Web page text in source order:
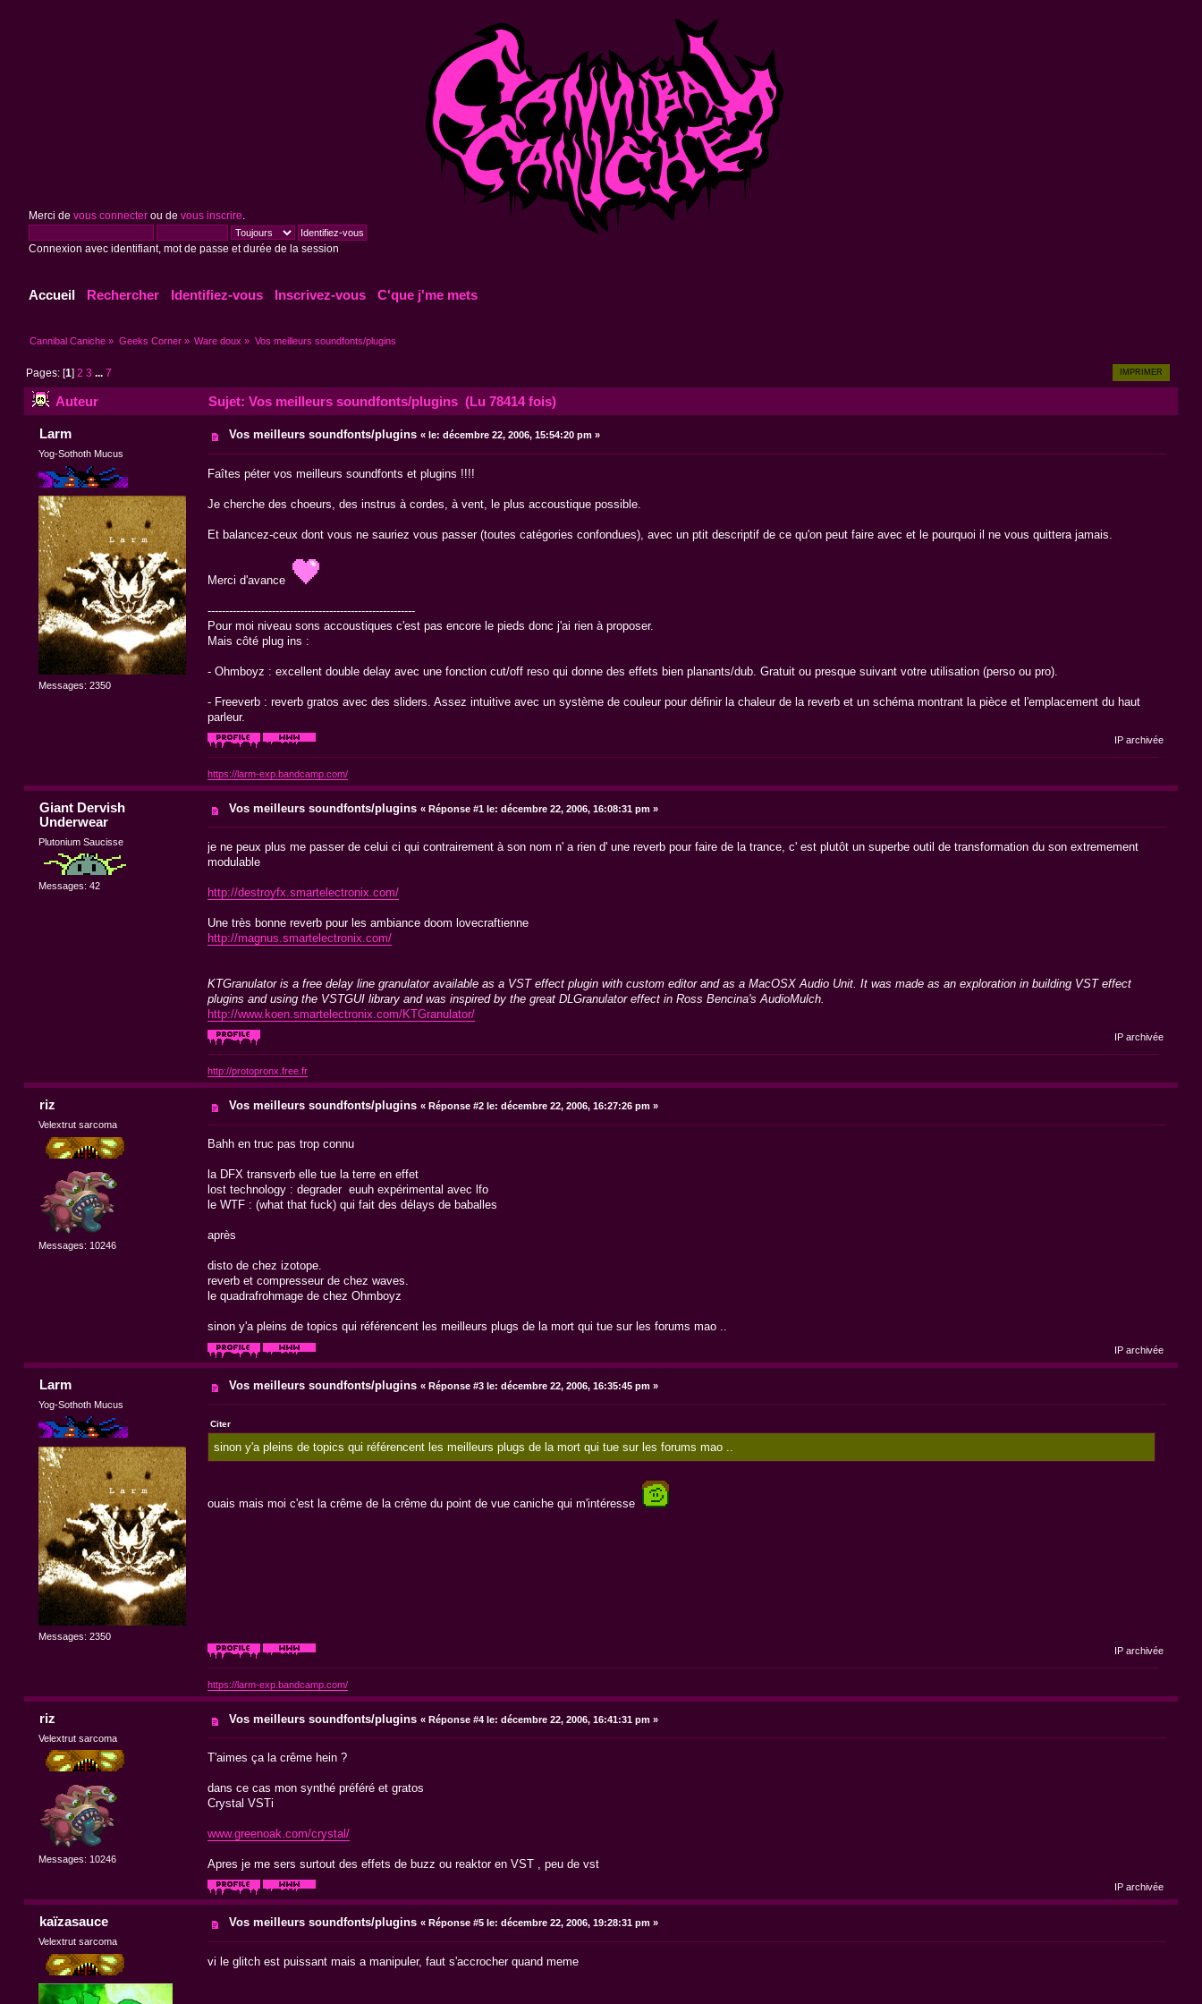
Merci de vous connecterou de vous inscrire
Connexion avec identifiant, mot de passe et durée de la session
Accueil Rechercher Identifiez-vous Inscrivez-vous C'que j'me mets
Cannibal Caniche » Geeks Corner» Ware doux » Vos meilleurs soundfonts/plugins
IMPRIMER
Pages: [1]2 3 ...7
Auteur Sujet: Vos meilleurs soundfonts/plugins (Lu 78414 fois)
Larm
Yog-Sothoth Mucus
Messages: 2350
Vos meilleurs soundfonts/plugins « le: décembre 22, 2006, 15:54:20 pm »
Faîtes péter vos meilleurs soundfonts et plugins !!!!
Je cherche des choeurs, des instrus à cordes, à vent, le plus accoustique possible.
Et balancez-ceux dont vous ne sauriez vous passer (toutes catégories confondues), avec un ptit descriptif de ce qu'on peut faire avec et le pourquoi il ne vous quittera jamais.
Merci d'avance
----------------------------------------------------------
Pour moi niveau sons accoustiques c'est pas encore le pieds donc j'ai rien à proposer.
Mais côté plug ins :
- Ohmboyz : excellent double delay avec une fonction cut/off reso qui donne des effets bien planants/dub. Gratuit ou presque suivant votre utilisation (perso ou pro).
- Freeverb : reverb gratos avec des sliders. Assez intuitive avec un système de couleur pour définir la chaleur de la reverb et un schéma montrant la pièce et l'emplacement du haut
parleur.
IP archivée
https://larm-exp.bandcamp.com/
Giant Dervish
Underwear
Plutonium Saucisse
Messages: 42
Vos meilleurs soundfonts/plugins « Réponse #1 le: décembre 22, 2006, 16:08:31 pm »
je ne peux plus me passer de celui ci qui contrairement à son nom n' a rien d' une reverb pour faire de la trance, c' est plutôt un superbe outil de transformation du son extremement
modulable
http://destroyfx.smartelectronix.com/
Une très bonne reverb pour les ambiance doom lovecraftienne
http://magnus.smartelectronix.com/
KTGranulator is a free delay line granulator available as a VST effect plugin with custom editor and as a MacOSX Audio Unit. It was made as an exploration in building VST effect
plugins and using the VSTGUI library and was inspired by the great DLGranulator effect in Ross Bencina's AudioMulch.
http://www.koen.smartelectronix.com/KTGranulator/
IP archivée
http://protopronx.free.fr
riz
Velextrut sarcoma
Messages: 10246
Vos meilleurs soundfonts/plugins « Réponse #2 le: décembre 22, 2006, 16:27:26 pm »
Bahh en truc pas trop connu
la DFX transverb elle tue la terre en effet
lost technology : degrader euuh expérimental avec lfo
le WTF : (what that fuck) qui fait des délays de baballes
après
disto de chez izotope.
reverb et compresseur de chez waves.
le quadrafrohmage de chez Ohmboyz
sinon y'a pleins de topics qui référencent les meilleurs plugs de la mort qui tue sur les forums mao ..
IP archivée
Larm
Yog-Sothoth Mucus
Messages: 2350
Vos meilleurs soundfonts/plugins « Réponse #3 le: décembre 22, 2006, 16:35:45 pm »
Citer
sinon y'a pleins de topics qui référencent les meilleurs plugs de la mort qui tue sur les forums mao ..
ouais mais moi c'est la crême de la crême du point de vue caniche qui m'intéresse
IP archivée
https://larm-exp.bandcamp.com/
riz
Velextrut sarcoma
Messages: 10246
Vos meilleurs soundfonts/plugins « Réponse #4 le: décembre 22, 2006, 16:41:31 pm »
T'aimes ça la crême hein ?
dans ce cas mon synthé préféré et gratos
Crystal VSTi
www.greenoak.com/crystal/
Apres je me sers surtout des effets de buzz ou reaktor en VST , peu de vst
IP archivée
kaïzasauce
Velextrut sarcoma
Vos meilleurs soundfonts/plugins « Réponse #5 le: décembre 22, 2006, 19:28:31 pm »
vi le glitch est puissant mais a manipuler, faut s'accrocher quand meme